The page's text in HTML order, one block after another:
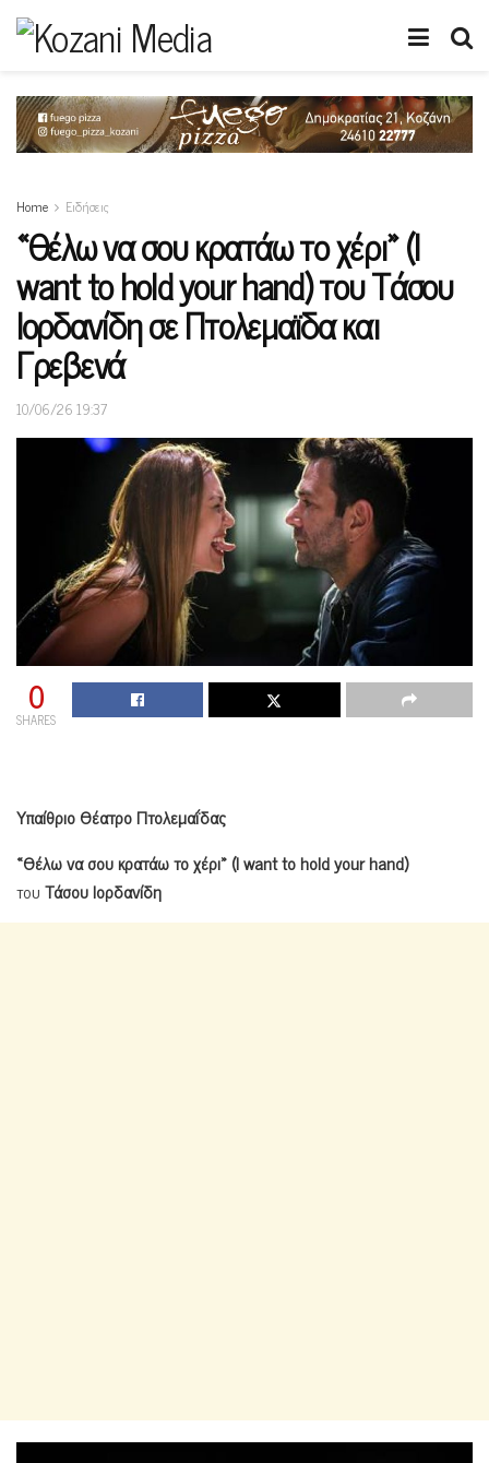
Home Ειδήσεις
«Θέλω να σου κρατάω το χέρι» (I
want to hold your hand) του Τάσου
Ιορδανίδη σε Πτολεμαϊδα και
Γρεβενά
10/06/26 19:37
0
SHARES
Υπαίθριο Θέατρο Πτολεμαΐδας
«Θέλωνα σουκρατάωτοχέρι»(Iwanttoholdyourhand)
τουΤάσου Ιορδανίδη